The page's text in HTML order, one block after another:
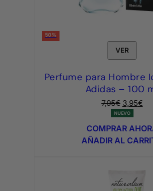
50%
VER
Perfume para Hombre
Adidas – 100
7,95€ El
precio
original
era:
3,95€El
es:
NUEVO
COMPRAR
AÑADIR AL